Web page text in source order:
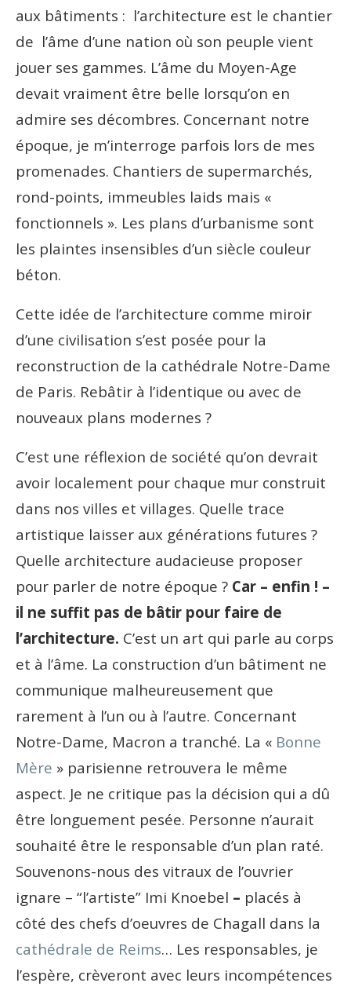
aux bâtiments : l’architecture est le chantier
de l’âme d’une nation où son peuple vient
jouer ses gammes. L’âme du Moyen-Age
devait vraiment être belle lorsqu’on en
admire ses décombres. Concernant notre
époque, je m’interroge parfois lors de mes
promenades. Chantiers de supermarchés,
rond-points, immeubles laids mais «
fonctionnels ». Les plans d’urbanisme sont
les plaintes insensibles d’un siècle couleur
béton.
Cette idée de l’architecture comme miroir
d’une civilisation s’est posée pour la
reconstruction de la cathédrale Notre-Dame
de Paris. Rebâtir à l’identique ou avec de
nouveaux plans modernes ?
C’est une réflexion de société qu’on devrait
avoir localement pour chaque mur construit
dans nos villes et villages. Quelle trace
artistique laisser aux générations futures ?
Quelle architecture audacieuse proposer
pour parler de notre époque ? Car – enfin ! –
il ne suffit pas de bâtir pour faire de
l’architecture. C’est un art qui parle au corps
et à l’âme. La construction d’un bâtiment ne
communique malheureusement que
rarement à l’un ou à l’autre. Concernant
Notre-Dame, Macron a tranché. La « Bonne
Mère » parisienne retrouvera le même
aspect. Je ne critique pas la décision qui a dû
être longuement pesée. Personne n’aurait
souhaité être le responsable d’un plan raté.
Souvenons-nous des vitraux de l’ouvrier
ignare – “l’artiste” Imi Knoebel – placés à
côté des chefs d’oeuvres de Chagall dans la
cathédrale de Reims… Les responsables, je
l’espère, crèveront avec leurs incompétences